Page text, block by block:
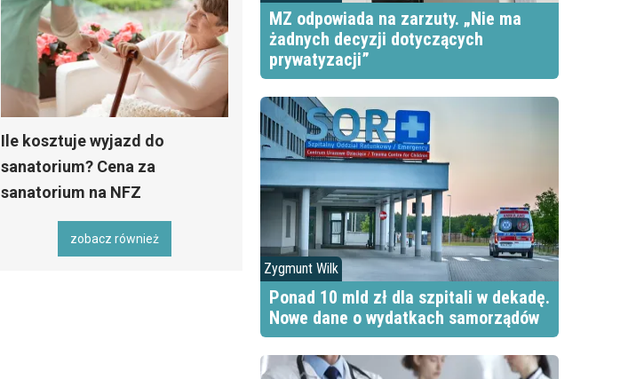
Ile kosztuje wyjazd do
sanatorium? Cena za
sanatorium na NFZ
zobacz również
MZ odpowiada na zarzuty. „Nie ma
żadnych decyzji dotyczących
prywatyzacji”
Zygmunt Wilk
Ponad 10 mld zł dla szpitali w dekadę.
Nowe dane o wydatkach samorządów